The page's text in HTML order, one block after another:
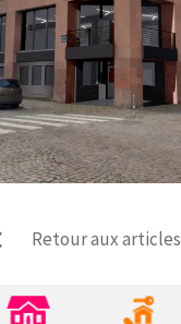
Retour aux articles